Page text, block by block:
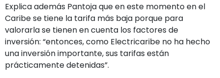
Explica además Pantoja que en este momento en el
Caribe se tiene la tarifa más baja porque para
valorarla se tienen en cuenta los factores de
inversión: “entonces, como Electricaribe no ha hecho
una inversión importante, sus tarifas están
prácticamente detenidas”.